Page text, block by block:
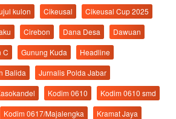
kulon Cikeusal
Cikeusal Cup 2025
Cirebon Dana Desa
Dawuan
C Gunung Kuda
Headline
Balida
Jurnalis Polda Jabar
Kodim 0610
Kodim 0610 smd
Kodim 0617/Majalengka
Kramat Jaya